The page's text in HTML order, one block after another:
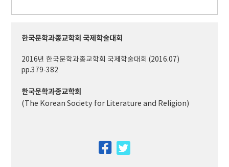
한국문학과종교학회 국제학술대회
2016년 한국문학과종교학회 국제학술대회 (2016.07)
pp.379-382
한국문학과종교학회
(The Korean Society for Literature and Religion)
facebook